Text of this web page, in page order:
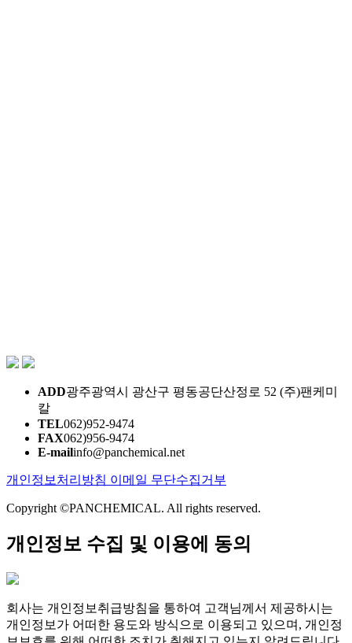
ADD광주광역시 광산구 평동공단산정로 52 (주)팬케미
칼
TEL062)952-9474
FAX062)956-9474
E-mailinfo@panchemical.net
개인정보처리방침 이메일 무단수집거부
Copyright ©PANCHEMICAL. All rights reserved.
개인정보 수집 및 이용에 동의
회사는 개인정보취급방침을 통하여 고객님께서 제공하시는
개인정보가 어떠한 용도와 방식으로 이용되고 있으며, 개인정